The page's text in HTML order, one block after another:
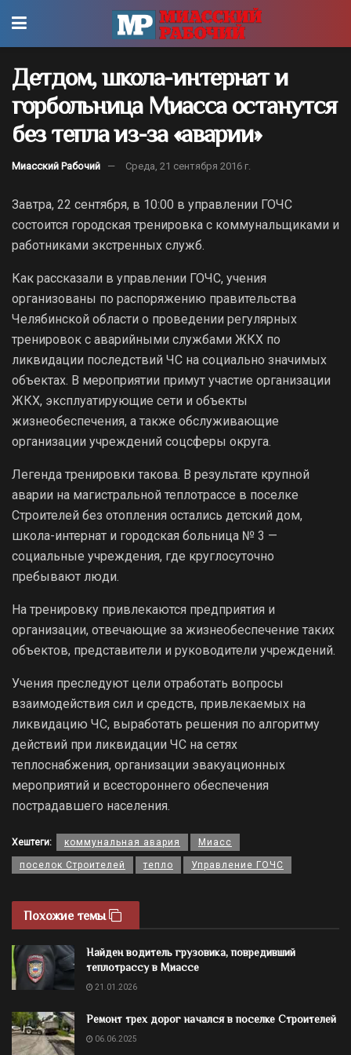
Детдом, школа-интернат и
горбольница Миасса останутся
без тепла из-за «аварии»
Миасский Рабочий Среда, 21 сентября 2016 г.
Завтра, 22 сентября, в 10:00 в управлении ГОЧС
состоится городская тренировка с коммунальщиками и
работниками экстренных служб.
Как рассказали в управлении ГОЧС, учения
организованы по распоряжению правительства
Челябинской области о проведении регулярных
тренировок с аварийными службами ЖКХ по
ликвидации последствий ЧС на социально значимых
объектах. В мероприятии примут участие организации
ЖКХ, эксплуатирующие сети и объекты
жизнеобеспечения, а также обслуживающие
организации учреждений соцсферы округа.
Легенда тренировки такова. В результате крупной
аварии на магистральной теплотрассе в поселке
Строителей без отопления остались детский дом,
школа-интернат и городская больница № 3 —
социальные учреждения, где круглосуточно
пребывают люди.
На тренировку привлекаются предприятия и
организации, отвечающие за жизнеобеспечение таких
объектов, представители и руководители учреждений.
Учения преследуют цели отработать вопросы
взаимодействия сил и средств, привлекаемых на
ликвидацию ЧС, выработать решения по алгоритму
действий при ликвидации ЧС на сетях
теплоснабжения, организации эвакуационных
мероприятий и всестороннего обеспечения
пострадавшего населения.
Хештеги: коммунальная авария Миасс
поселок Строителей тепло Управление ГОЧС
Похожие темы
Найден водитель грузовика, повредивший
теплотрассу в Миассе
21.01.2026
Ремонт трех дорог начался в поселке Строителей
06.06.2025